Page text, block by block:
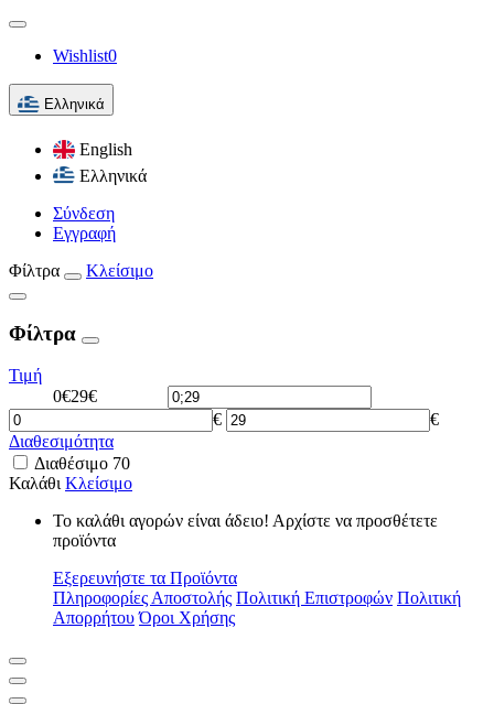
Wishlist0
Ελληνικά
English
Ελληνικά
Σύνδεση
Εγγραφή
Φίλτρα
Κλείσιμο
Φίλτρα
Τιμή
0€29€
€
€
Διαθεσιμότητα
Διαθέσιμο 70
Καλάθι Κλείσιμο
Το καλάθι αγορών είναι άδειο! Αρχίστε να προσθέτετε
προϊόντα
Εξερευνήστε τα Προϊόντα
Πληροφορίες Αποστολής Πολιτική Επιστροφών Πολιτική
Απορρήτου Όροι Χρήσης